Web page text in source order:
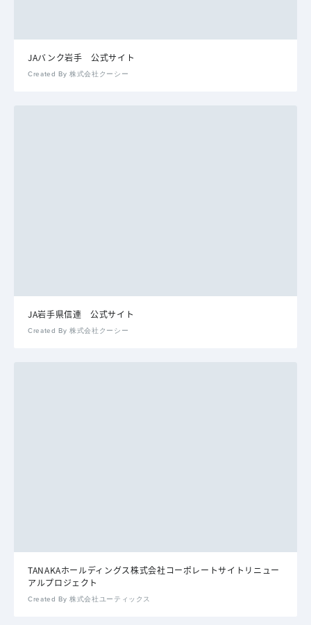
JAバンク岩手 公式サイト
Created By 株式会社クーシー
JA岩手県信連 公式サイト
Created By 株式会社クーシー
TANAKAホールディングス株式会社コーポレートサイトリニュー
アルプロジェクト
Created By 株式会社ユーティックス